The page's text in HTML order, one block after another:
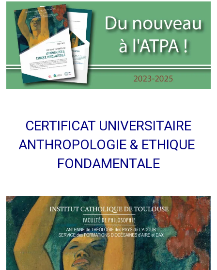
CERTIFICAT UNIVERSITAIRE
ANTHROPOLOGIE & ETHIQUE
FONDAMENTALE